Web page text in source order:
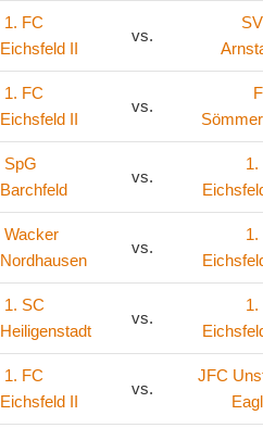
1. FC
Eichsfeld II
vs.
1. FC
Eichsfeld II
vs.
SpG
Barchfeld
vs.
1.
Wacker
Nordhausen
vs.
1.
1. SC
Heiligenstadt
vs.
1.
1. FC
Eichsfeld II
vs.
JFC